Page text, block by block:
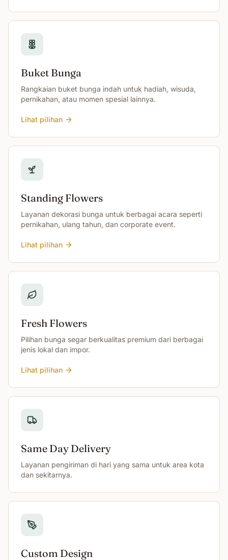
Buket Bunga
Rangkaian buket bunga indah untuk hadiah, wisuda,
pernikahan, atau momen spesial lainnya.
Lihat pilihan
Standing Flowers
Layanan dekorasi bunga untuk berbagai acara seperti
pernikahan, ulang tahun, dan corporate event.
Lihat pilihan
Fresh Flowers
Pilihan bunga segar berkualitas premium dari berbagai
jenis lokal dan impor.
Lihat pilihan
Same Day Delivery
Layanan pengiriman di hari yang sama untuk area kota
dan sekitarnya.
Custom Design